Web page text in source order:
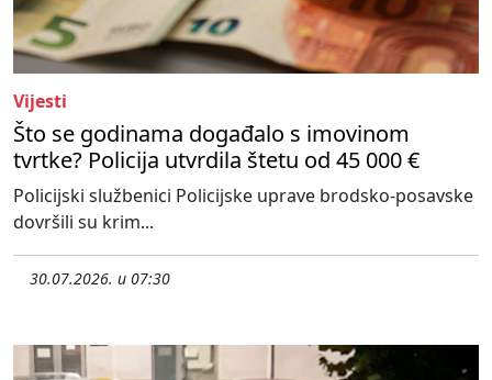
Vijesti
Što se godinama događalo s imovinom
tvrtke? Policija utvrdila štetu od 45 000 €
Policijski službenici Policijske uprave brodsko-posavske
dovršili su krim...
30.07.2026. u 07:30